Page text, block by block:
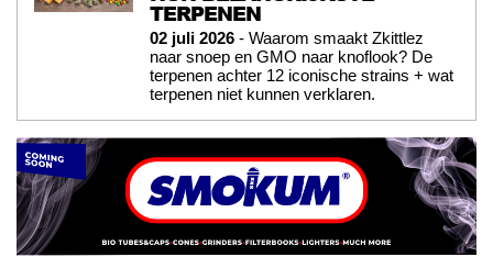
TERPENEN
02 juli 2026 - Waarom smaakt Zkittlez
naar snoep en GMO naar knoflook? De
terpenen achter 12 iconische strains + wat
terpenen niet kunnen verklaren.